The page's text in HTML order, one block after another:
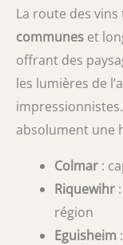
La route des
communes et
offrant des
les lumières de
absolument une
Colmar :
Riquewihr
région
Eguisheim